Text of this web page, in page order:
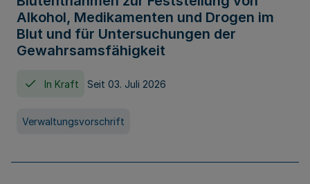
Alkohol, Medikamenten und Drogen im
Blut und für Untersuchungen der
Gewahrsamsfähigkeit
In Kraft Seit 03. Juli 2026
Verwaltungsvorschrift